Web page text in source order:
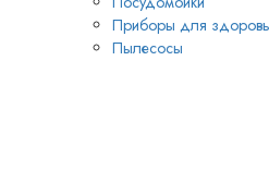
Приборы для
Пылесосы